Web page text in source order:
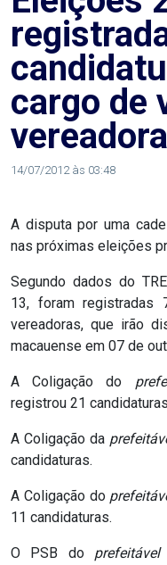
ALRN
ARTICULAÇÃO
ASSEMBLEIA
DO
RN
ASSEMBLEIA
E
VOCÊ
ASSEMBLEIA
LEGISLATIVA
DO
cargo de
14/07/2012 às 03:48
A disputa por uma
nas próximas eleições
Segundo dados do
13, foram registradas
vereadoras, que irão
macauense em 07 de
A Coligação do
registrou 21
A Coligação da
candidaturas.
A Coligação do
11 candidaturas.
O PSB do prefeitável